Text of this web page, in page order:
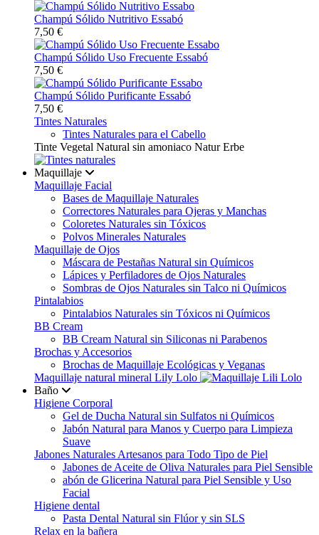
Champú Sólido Nutritivo Essabó
7,50 €
Champú Sólido Uso Frecuente Essabó
7,50 €
Champú Sólido Purificante Essabó
7,50 €
Tintes Naturales
Tintes Naturales para el Cabello
Tinte Vegetal Natural sin amoniaco Natur Erbe
Maquillaje
Maquillaje Facial
Bases de Maquillaje Naturales
Correctores Naturales para Ojeras y Manchas
Coloretes Naturales sin Tóxicos
Polvos Minerales Naturales
Maquillaje de Ojos
Máscara de Pestañas Natural sin Químicos
Lápices y Perfiladores de Ojos Naturales
Sombras de Ojos Naturales sin Talco ni Químicos
Pintalabios
Pintalabios Naturales sin Tóxicos ni Químicos
BB Cream
BB Cream Natural sin Siliconas ni Parabenos
Brochas y Accesorios
Brochas de Maquillaje Ecológicas y Veganas
Maquillaje natural mineral Lily Lolo
Baño
Higiene Corporal
Gel de Ducha Natural sin Sulfatos ni Químicos
Jabón Natural para Manos y Cuerpo para Limpieza
Suave
Jabones Naturales Artesanos para Todo Tipo de Piel
Jabones de Aceite de Oliva Naturales para Piel Sensible
abón de Glicerina Natural para Piel Sensible y Uso
Facial
Higiene dental
Pasta Dental Natural sin Flúor y sin SLS
Relax en la bañera